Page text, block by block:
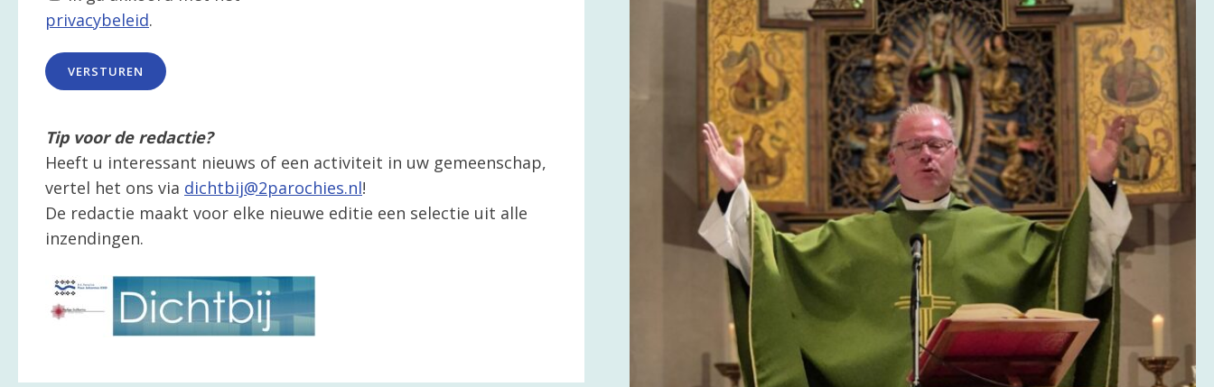
privacybeleid.
Tip voor de redactie?
Heeft u interessant nieuws of een activiteit in uw gemeenschap,
vertel het ons via dichtbij@2parochies.nl!
De redactie maakt voor elke nieuwe editie een selectie uit alle
inzendingen.